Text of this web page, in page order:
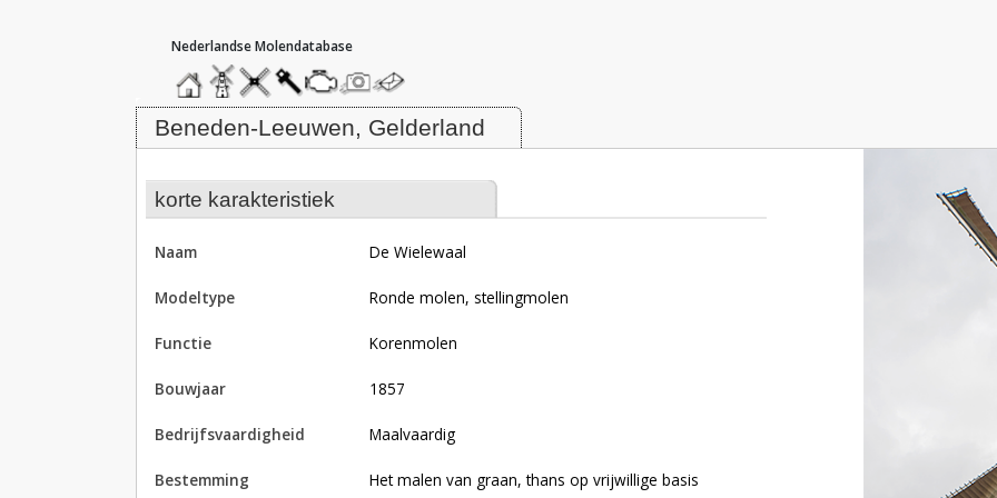
hoofdmenu
homemolendatabase
roedendatabase
assendatabase
motorendatabase
stuur
een
foto
stuur
een
bericht
Molen De Wielewaal, Beneden-Leeuwen
Beneden-Leeuwen, Gelderland
korte karakteristiek
naam De Wielewaal
modeltype Ronde molen, stellingmolen
functie korenmolen
bouwjaar 1857
bedrijfsvaardigheid Maalvaardig
bestemming Het malen van graan, thans op vrijwillige basis